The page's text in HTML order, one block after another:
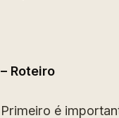
– Roteiro
Primeiro é